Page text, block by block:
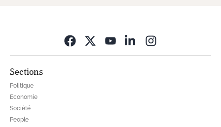
Sections
Politique
Economie
Société
People